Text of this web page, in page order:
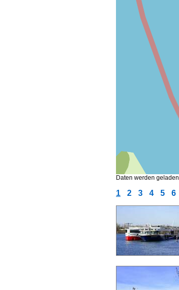
Daten werden geladen
1 2 3 4 5 6